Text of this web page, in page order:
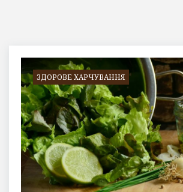
26.05.2026
ЗДОРОВЕ ХАРЧУВАННЯ